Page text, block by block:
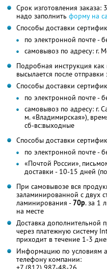
Срок изготовления
надо заполнить форму на
Способы доставки
по электронной почте -
самовывоз по адресу: г.
Подробная инструкция
высылается после
Способы доставки
по электронной почте -
самовывоз по адресу: г.
м. «Владимирская»),
сб-вс:выходные
Способы доставки
по электронной почте -
«Почтой России»,
доставки - 10-15 дней
При самовывозе вся
заламинированной с двух
ламинирования -70р. за 1
на месте
Доставка дополнительной
через платежную систему
приходит в течение 1-3
Информацию по условиям
телефону компании: